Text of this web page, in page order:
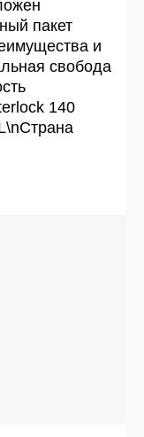
пакет
и
свобода
140